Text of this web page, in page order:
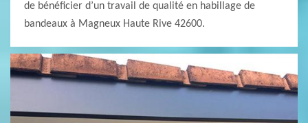
de bénéficier d’un travail de qualité en habillage de
bandeaux à Magneux Haute Rive 42600.